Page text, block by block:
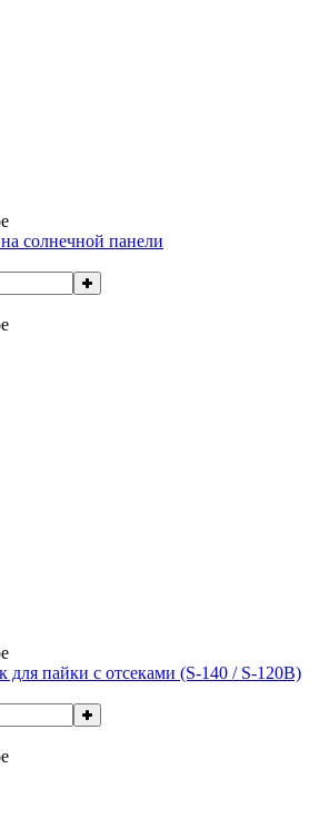
солнечной панели
для пайки с отсеками (S-140 / S-120B)